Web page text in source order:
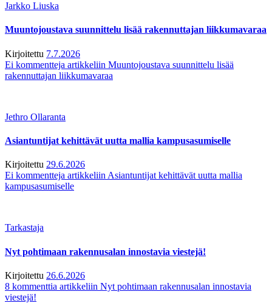
Jarkko Liuska
Muuntojoustava suunnittelu lisää rakennuttajan liikkumavaraa
Kirjoitettu 7.7.2026
Ei kommentteja artikkeliin Muuntojoustava suunnittelu lisää
rakennuttajan liikkumavaraa
Jethro Ollaranta
Asiantuntijat kehittävät uutta mallia kampusasumiselle
Kirjoitettu 29.6.2026
Ei kommentteja artikkeliin Asiantuntijat kehittävät uutta mallia
kampusasumiselle
Tarkastaja
Nyt pohtimaan rakennusalan innostavia viestejä!
Kirjoitettu 26.6.2026
8 kommenttia artikkeliin Nyt pohtimaan rakennusalan innostavia
viestejä!